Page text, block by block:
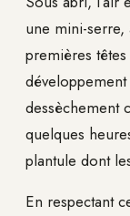
une mini-
premières
dessèchement
quelques
plantule dont
En respectant